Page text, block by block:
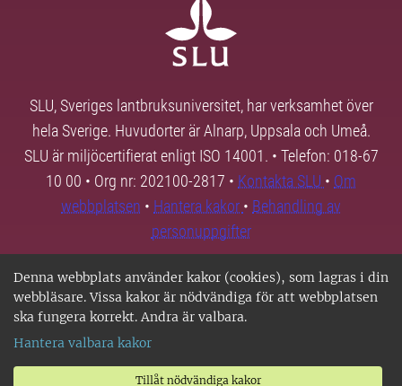
Denna webbplats använder kakor (cookies), som lagras i din
webbläsare. Vissa kakor är nödvändiga för att webbplatsen
ska fungera korrekt. Andra är valbara.
Hantera valbara kakor
Tillåt nödvändiga kakor
SLU, Sveriges lantbruksuniversitet, har verksamhet över
hela Sverige. Huvudorter är Alnarp, Uppsala och Umeå.
SLU är miljöcertifierat enligt ISO 14001. • Telefon: 018-67
10 00 • Org nr: 202100-2817 • Kontakta SLU • Om
webbplatsen • Hantera kakor • Behandling av
personuppgifter